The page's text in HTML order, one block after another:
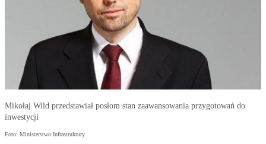
Mikołaj Wild przedstawiał posłom stan zaawansowania przygotowań do
inwestycji
Foto: Ministerstwo Infrastruktury